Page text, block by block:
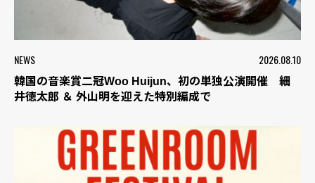
NEWS 2026.08.10
韓国の音楽賞二冠Woo Huijun、初の単独公演開催 細
井徳太郎 ＆ 外山明を迎えた特別編成で